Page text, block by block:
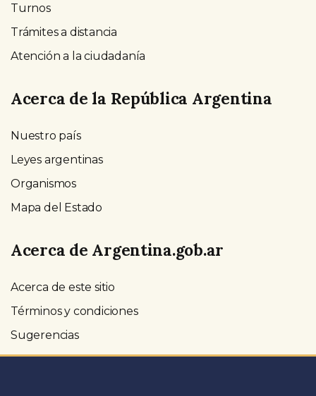
Turnos
Trámites a distancia
Atención a la ciudadanía
Acerca de la República Argentina
Nuestro país
Leyes argentinas
Organismos
Mapa del Estado
Acerca de Argentina.gob.ar
Acerca de este sitio
Términos y condiciones
Sugerencias